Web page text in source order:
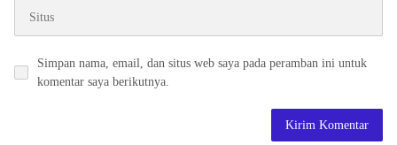
Simpan nama, email, dan situs web saya pada peramban ini untuk
komentar saya berikutnya.